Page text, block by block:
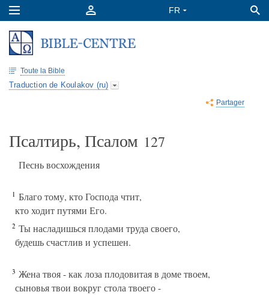
Toute la Bible
Traduction de Koulakov (ru)
Partager
Псалтирь, Псалом 127
Песнь восхождения
1 Благо тому, кто Господа чтит,
кто ходит путями Его.
2 Ты насладишься плодами труда своего,
будешь счастлив и успешен.
3 Жена твоя - как лоза плодовитая в доме твоем,
сыновья твои вокруг стола твоего -